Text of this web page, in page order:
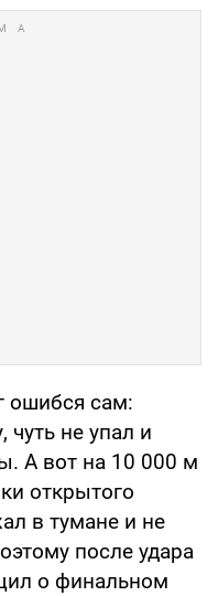
ошибся сам:
чуть не упал и
А вот на 10 000 м
открытого
в тумане и не
после удара
о финальном